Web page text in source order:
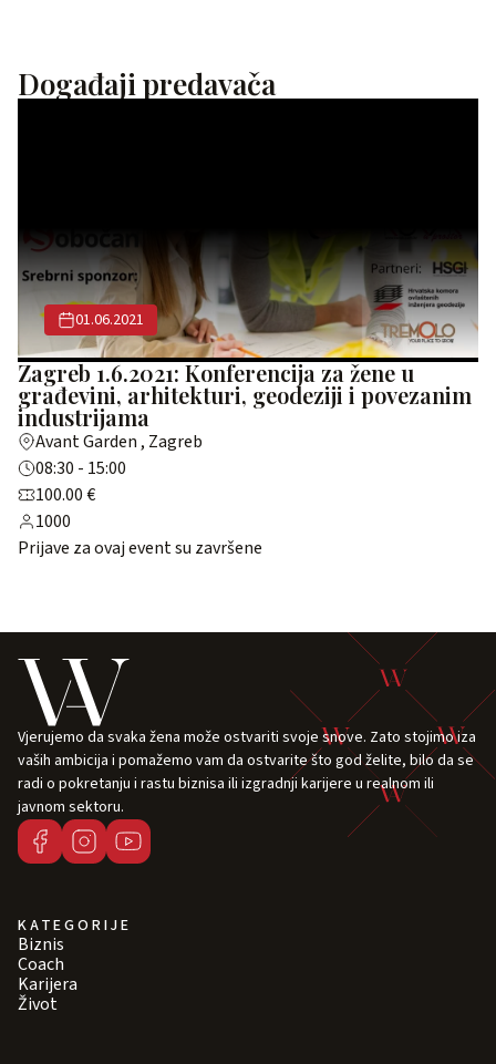
Događaji predavača
01.06.2021
Zagreb 1.6.2021: Konferencija za žene u
građevini, arhitekturi, geodeziji i povezanim
industrijama
Avant Garden , Zagreb
08:30 - 15:00
100.00 €
1000
Prijave za ovaj event su završene
Vjerujemo da svaka žena može ostvariti svoje snove. Zato stojimo iza
vaših ambicija i pomažemo vam da ostvarite što god želite, bilo da se
radi o pokretanju i rastu biznisa ili izgradnji karijere u realnom ili
javnom sektoru.
KATEGORIJE
Biznis
Coach
Karijera
Život